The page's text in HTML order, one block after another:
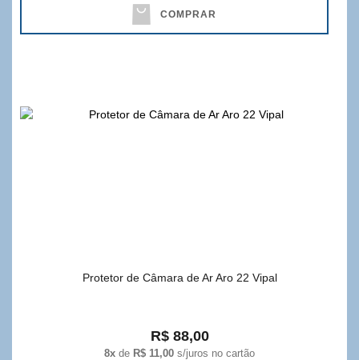
COMPRAR
Protetor de Câmara de Ar Aro 22 Vipal
R$ 88,00
8x de R$ 11,00 s/juros no cartão